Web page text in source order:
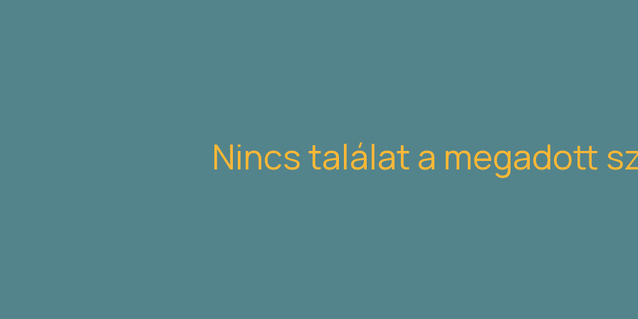
Nincs találat a megadott